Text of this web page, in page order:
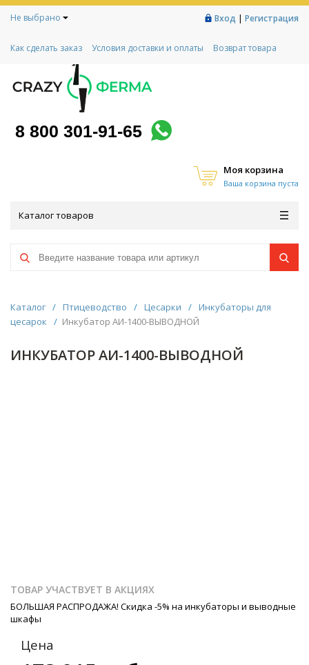
Не выбрано Вход | Регистрация
Как сделать заказ Условия доставки и оплаты
Возврат товара
Контакты
Социальный контракт
Любимая ферма
8 800 301-91-65
Моя корзина
Ваша корзина пуста
Каталог товаров
Каталог / Птицеводство / Цесарки / Инкубаторы для
цесарок
/ Инкубатор АИ-1400-ВЫВОДНОЙ
ИНКУБАТОР АИ-1400-ВЫВОДНОЙ
ТОВАР УЧАСТВУЕТ В АКЦИЯХ
БОЛЬШАЯ РАСПРОДАЖА! Скидка -5% на инкубаторы и выводные
шкафы
Цена